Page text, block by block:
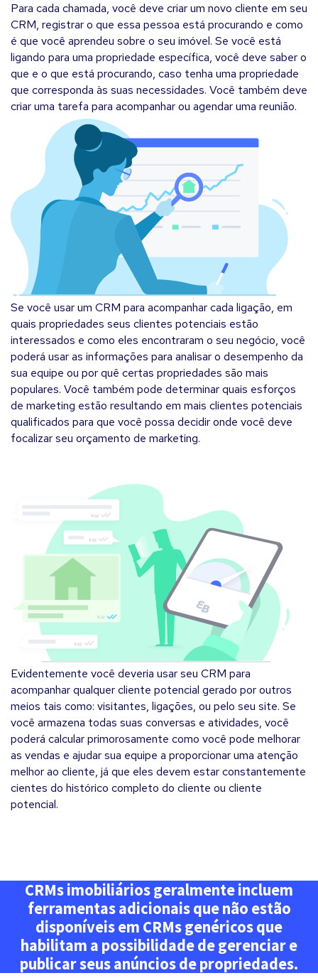
Para cada chamada, você deve criar um novo cliente em seu
CRM, registrar o que essa pessoa está procurando e como
é que você aprendeu sobre o seu imóvel. Se você está
ligando para uma propriedade específica, você deve saber o
que e o que está procurando, caso tenha uma propriedade
que corresponda às suas necessidades. Você também deve
criar uma tarefa para acompanhar ou agendar uma reunião.
Se você usar um CRM para acompanhar cada ligação, em
quais propriedades seus clientes potenciais estão
interessados e como eles encontraram o seu negócio, você
poderá usar as informações para analisar o desempenho da
sua equipe ou por quê certas propriedades são mais
populares. Você também pode determinar quais esforços
de marketing estão resultando em mais clientes potenciais
qualificados para que você possa decidir onde você deve
focalizar seu orçamento de marketing.
Evidentemente você deveria usar seu CRM para
acompanhar qualquer cliente potencial gerado por outros
meios tais como: visitantes, ligações, ou pelo seu site. Se
você armazena todas suas conversas e atividades, você
poderá calcular primorosamente como você pode melhorar
as vendas e ajudar sua equipe a proporcionar uma atenção
melhor ao cliente, já que eles devem estar constantemente
cientes do histórico completo do cliente ou cliente
potencial.
CRMs imobiliários geralmente incluem
ferramentas adicionais que não estão
disponíveis em CRMs genéricos que
habilitam a possibilidade de gerenciar e
publicar seus anúncios de propriedades.